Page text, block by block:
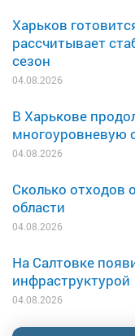
Харьков
рассчитывает
сезон
04.08.2026
В Харькове
многоуровневую
04.08.2026
Сколько отходов
области
04.08.2026
На Салтовке
инфраструктурой
04.08.2026